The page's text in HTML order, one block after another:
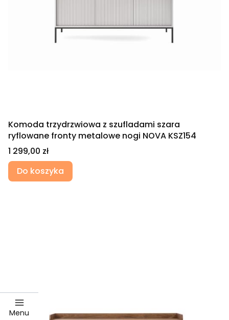
Komoda trzydrzwiowa z szufladami szara
ryflowane fronty metalowe nogi NOVA KSZ154
Cena
1 299,00 zł
Do koszyka
Menu